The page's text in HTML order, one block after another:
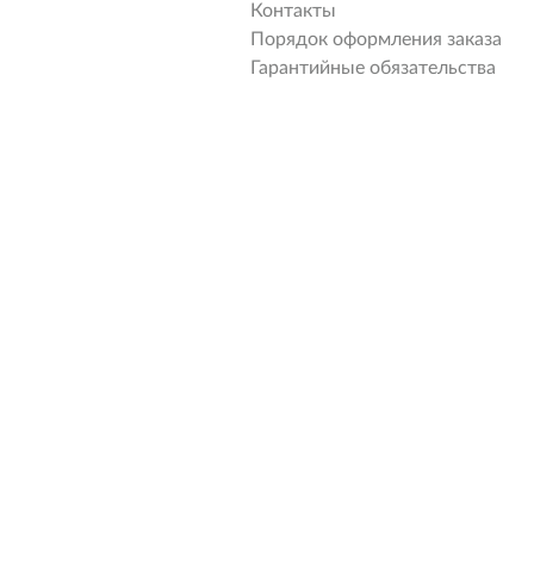
Контакты
Порядок оформления заказа
Гарантийные обязательства